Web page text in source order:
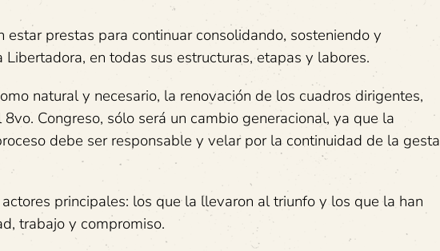
prestas para continuar consolidando, sosteniendo y
en todas sus estructuras, etapas y labores.
natural y necesario, la renovación de los cuadros dirigentes,
Congreso, sólo será un cambio generacional, ya que la
debe ser responsable y velar por la continuidad de la gesta
principales: los que la llevaron al triunfo y los que la han
trabajo y compromiso.